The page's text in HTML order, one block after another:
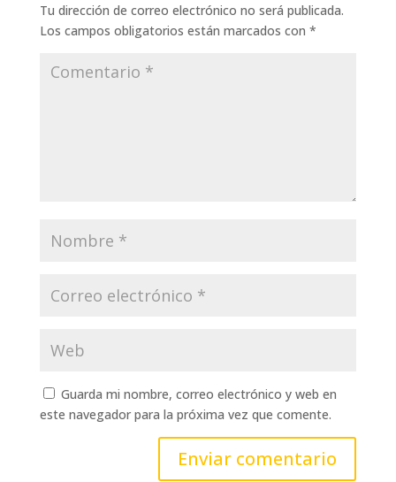
Tu dirección de correo electrónico no será publicada.
Los campos obligatorios están marcados con *
Guarda mi nombre, correo electrónico y web en
este navegador para la próxima vez que comente.